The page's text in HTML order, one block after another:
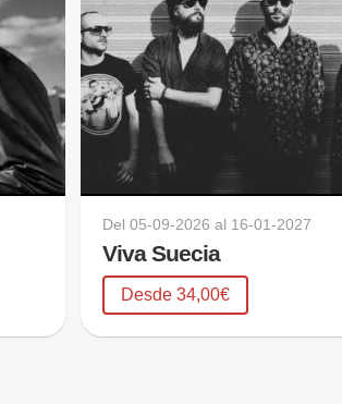
Del05-09-2026 al 16-01-2027
Viva Suecia
Desde 34,00€